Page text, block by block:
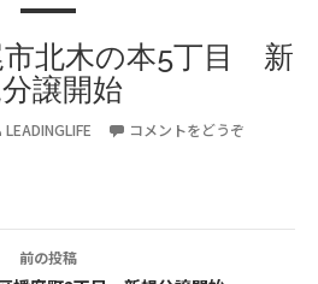
市北木の本5丁目 新
譲開始
LEADINGLIFE コメントをどうぞ
前の投稿